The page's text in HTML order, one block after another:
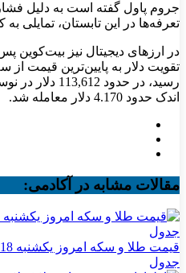
جروم پاول گفته است به دلیل
تعرفه‌ها در این تابستان، تمایلی
در ارزهای دیجیتال نیز بیت‌کوین
رسید، در حدود
اندک حدود 4.170 دلار معامله شد.
مقالات مشابه در آکادمی:
جدول